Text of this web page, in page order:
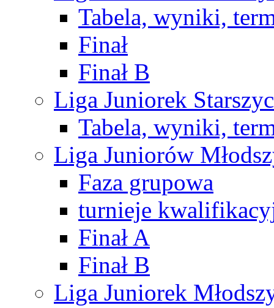
Tabela, wyniki,
Finał
Finał B
Liga Juniorek
Tabela, wyniki,
Liga Juniorów
Faza grupowa
turnieje
Finał A
Finał B
Liga Juniorek